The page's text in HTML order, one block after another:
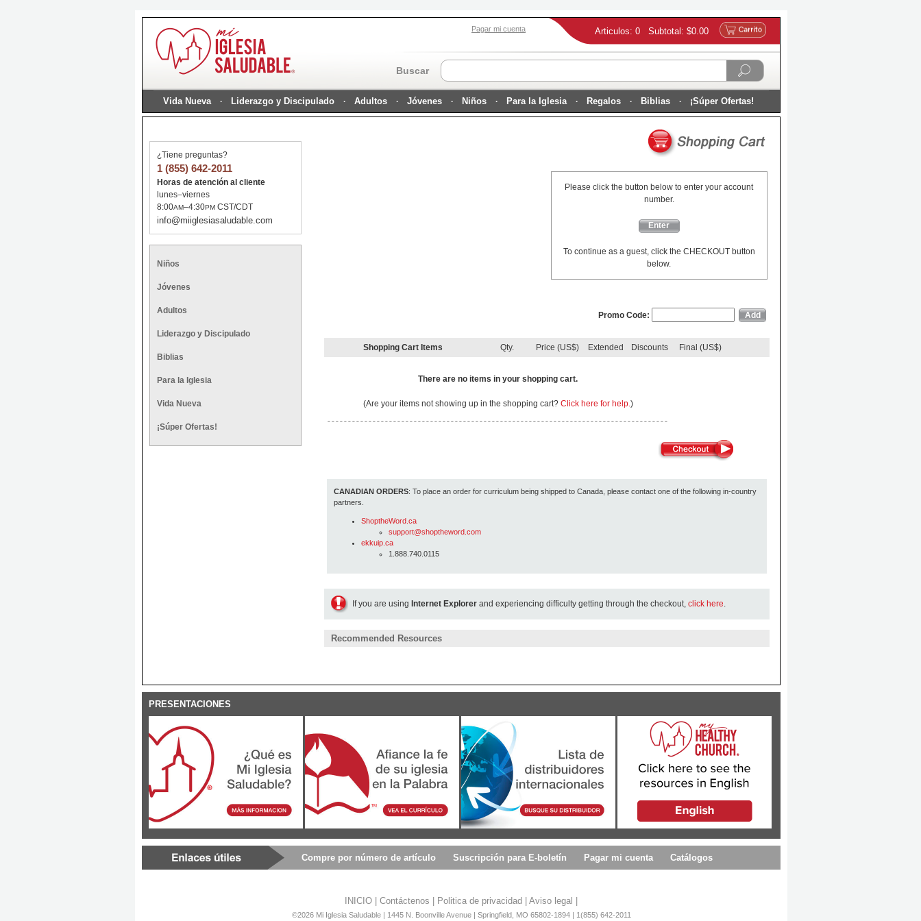
Articulos: 0 Subtotal: $0.00
Pagar mi cuenta
Buscar
Vida Nueva Liderazgo y Discipulado Adultos Jóvenes Niños Para la Iglesia Regalos Biblias ¡Súper Ofertas!
¿Tiene preguntas?
1 (855) 642-2011
Horas de atención al cliente
lunes–viernes
8:00AM–4:30PM CST/CDT
info@miiglesiasaludable.com
Niños
Jóvenes
Adultos
Liderazgo y Discipulado
Biblias
Para la Iglesia
Vida Nueva
¡Súper Ofertas!
Please click the button below to enter your account
number.
Enter
To continue as a guest, click the CHECKOUT button
below.
Promo Code:
Shopping Cart Items Qty. Price (US$) Extended Discounts Final (US$)
There are no items in your shopping cart.
(Are your items not showing up in the shopping cart? Click here for help.)
CANADIAN ORDERS: To place an order for curriculum being shipped to Canada, please contact one of the following in-country
partners.
ShoptheWord.ca
support@shoptheword.com
ekkuip.ca
1.888.740.0115
If you are using Internet Explorer and experiencing difficulty getting through the checkout, click here
Recommended Resources
PRESENTACIONES
Compre por número de artículo Suscripción para E-boletín Pagar mi cuenta Catálogos
INICIO Contáctenos Politica de privacidad Aviso legal
©2026 Mi Iglesia Saludable | 1445 N. Boonville Avenue | Springfield, MO 65802-1894 | 1(855) 642-2011